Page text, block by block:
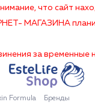
что сайт
МАГАЗИНА
за временные
Formula Бренды